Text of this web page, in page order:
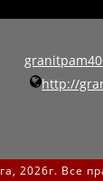
http://
2026г. Все